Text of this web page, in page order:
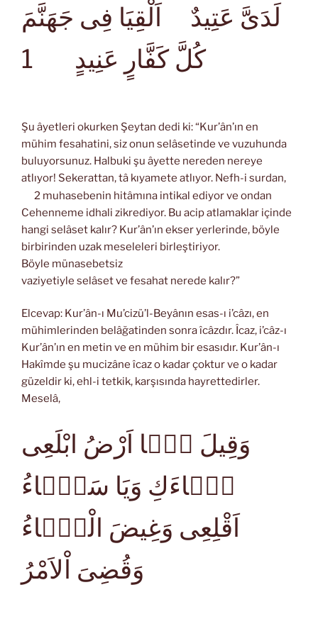
لَدَىَّ عَتِيدٌ اَلْقِيَا فِى جَهَنَّمَ
كُلَّ كَفَّارٍ عَنِيدٍ
1
Şu âyetleri okurken Şeytan dedi ki: “Kur’ân’ın en
mühim fesahatini, siz onun selâsetinde ve vuzuhunda
buluyorsunuz. Halbuki şu âyette nereden nereye
atlıyor! Sekerattan, tâ kıyamete atlıyor. Nefh-i surdan,
2 muhasebenin hitâmına intikal ediyor ve ondan
Cehenneme idhali zikrediyor. Bu acip atlamaklar içinde
hangi selâset kalır? Kur’ân’ın ekser yerlerinde, böyle
birbirinden uzak meseleleri birleştiriyor.
Böyle münasebetsiz
vaziyetiyle selâset ve fesahat nerede kalır?”
Elcevap: Kur’ân-ı Mu’cizü’l-Beyânın esas-ı i’câzı, en
mühimlerinden belâğatinden sonra îcâzdır. Îcaz, i’câz-ı
Kur’ân’ın en metin ve en mühim bir esasıdır. Kur’ân-ı
Hakîmde şu mucizâne îcaz o kadar çoktur ve o kadar
güzeldir ki, ehl-i tetkik, karşısında hayrettedirler.
Meselâ,
وَقِيلَ يَۤا اَرْضُ ابْلَعِى
مَۤاءَكِ وَيَا سَمَۤاءُ
اَقْلِعِى وَغِيضَ الْمَۤاءُ
وَقُضِىَ اْلاَمْرُ